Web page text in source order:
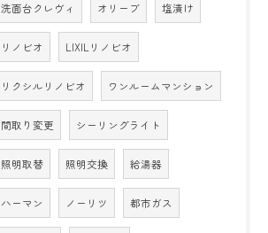
洗面台クレヴィ オリーブ 塩漬け
リノビオ LIXILリノビオ
リクシルリノビオ ワンルームマンション
間取り変更 シーリングライト
照明取替 照明交換 給湯器
ハーマン ノーリツ 都市ガス